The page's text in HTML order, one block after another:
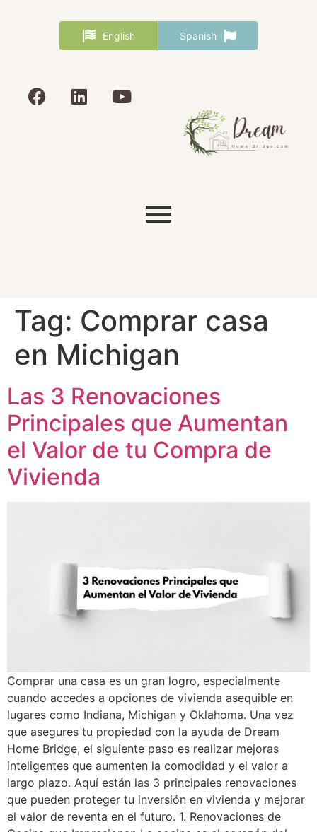
English Spanish
Tag: Comprar casa
en Michigan
Las 3 Renovaciones
Principales que Aumentan
el Valor de tu Compra de
Vivienda
Comprar una casa es un gran logro, especialmente
cuando accedes a opciones de vivienda asequible en
lugares como Indiana, Michigan y Oklahoma. Una vez
que asegures tu propiedad con la ayuda de Dream
Home Bridge, el siguiente paso es realizar mejoras
inteligentes que aumenten la comodidad y el valor a
largo plazo. Aquí están las 3 principales renovaciones
que pueden proteger tu inversión en vivienda y mejorar
el valor de reventa en el futuro. 1. Renovaciones de